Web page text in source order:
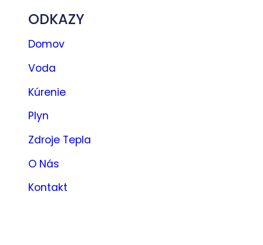
ODKAZY
Domov
Voda
Kúrenie
Plyn
Zdroje Tepla
O Nás
Kontakt